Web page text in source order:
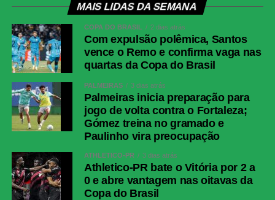
MAIS LIDAS DA SEMANA
COPA DO BRASIL 2 dias atrás
Com expulsão polêmica, Santos
vence o Remo e confirma vaga nas
quartas da Copa do Brasil
PALMEIRAS 3 dias atrás
Palmeiras inicia preparação para
jogo de volta contra o Fortaleza;
Gómez treina no gramado e
Paulinho vira preocupação
ATHLETICO-PR 3 dias atrás
Athletico-PR bate o Vitória por 2 a
0 e abre vantagem nas oitavas da
Copa do Brasil